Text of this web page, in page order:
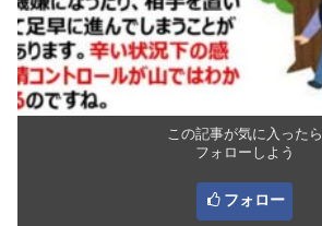
この記事が気に入ったら
フォローしよう
フォロー